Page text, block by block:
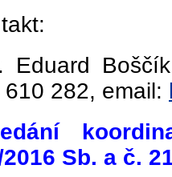
Eduard
610 282, email:
2016 Sb. a č.